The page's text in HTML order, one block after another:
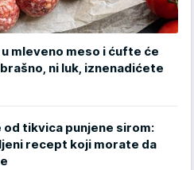
mleveno meso i ćufte će
ni luk, iznenadićete
od tikvica punjene sirom:
recept koji morate da